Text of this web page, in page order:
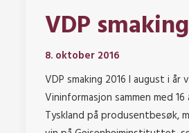
VDP
8. oktober 2016
VDP smaking 2016 I august i
Vininformasjon sammen med
Tyskland på produsentbesøk,